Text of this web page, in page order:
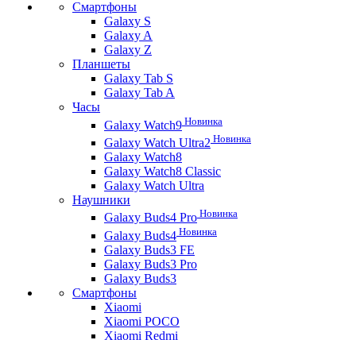
Смартфоны
Galaxy S
Galaxy A
Galaxy Z
Планшеты
Galaxy Tab S
Galaxy Tab A
Часы
Galaxy Watch9 Новинка
Galaxy Watch Ultra2 Новинка
Galaxy Watch8
Galaxy Watch8 Classic
Galaxy Watch Ultra
Наушники
Galaxy Buds4 Pro Новинка
Galaxy Buds4 Новинка
Galaxy Buds3 FE
Galaxy Buds3 Pro
Galaxy Buds3
Смартфоны
Xiaomi
Xiaomi POCO
Xiaomi Redmi